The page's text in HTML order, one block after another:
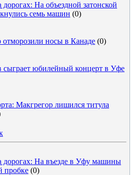
На объездной затонской
семь машин (0)
отморозили носы в Канаде (0)
сыграет юбилейный концерт в Уфе
Макгрегор лишился титула
дорогах: На въезде в Уфу машины
пробке (0)